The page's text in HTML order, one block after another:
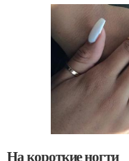
На короткие ногти